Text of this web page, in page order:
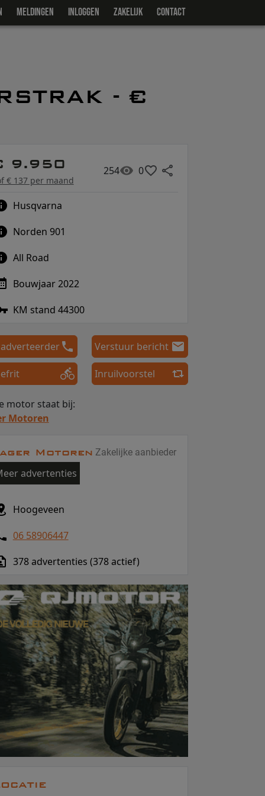
MELDINGEN INLOGGEN ZAKELIJK CONTACT
- €
9.950
€ 137 per maand
254 0
Husqvarna
Norden 901
All Road
Bouwjaar 2022
KM stand 44300
adverteerder Verstuur bericht
Inruilvoorstel
motor staat bij:
Motoren
Motoren Zakelijke aanbieder
advertenties
Hoogeveen
06 58906447
378 advertenties (378 actief)